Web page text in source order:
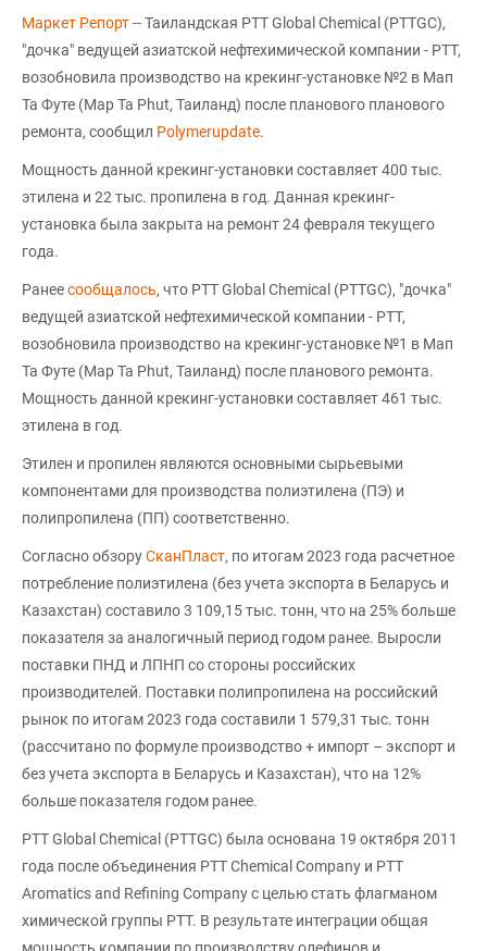
Маркет Репорт-- Таиландская PTT Global Chemical (PTTGC),
"дочка" ведущей азиатской нефтехимической компании - PTT,
возобновила производство на крекинг-установке №2 в Мап
Та Футе (Map Ta Phut, Таиланд) после планового планового
ремонта, сообщил Polymerupdate.
Мощность данной крекинг-установки составляет 400 тыс.
этилена и 22 тыс. пропилена в год. Данная крекинг-
установка была закрыта на ремонт 24 февраля текущего
года.
Ранеесообщалось, что PTT Global Chemical (PTTGC), "дочка"
ведущей азиатской нефтехимической компании - PTT,
возобновила производство на крекинг-установке №1 в Мап
Та Футе (Map Ta Phut, Таиланд) после планового ремонта.
Мощность данной крекинг-установки составляет 461 тыс.
этилена в год.
Этилен и пропилен являются основными сырьевыми
компонентами для производства полиэтилена (ПЭ) и
полипропилена (ПП) соответственно.
Согласно обзоруСканПласт, по итогам 2023 года расчетное
потребление полиэтилена (без учета экспорта в Беларусь и
Казахстан) составило 3 109,15 тыс. тонн, что на 25% больше
показателя за аналогичный период годом ранее. Выросли
поставки ПНД и ЛПНП со стороны российских
производителей. Поставки полипропилена на российский
рынок по итогам 2023 года составили 1 579,31 тыс. тонн
(рассчитано по формуле производство + импорт – экспорт и
без учета экспорта в Беларусь и Казахстан), что на 12%
больше показателя годом ранее.
PTT Global Chemical (PTTGC) была основана 19 октября 2011
года после объединения PTT Chemical Company и PTT
Aromatics and Refining Company с целью стать флагманом
химической группы PTT. В результате интеграции общая